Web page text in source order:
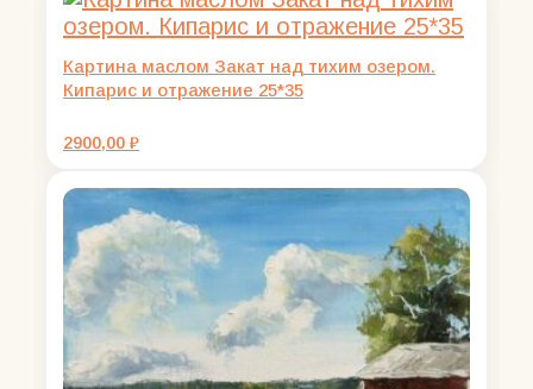
Картина маслом Закат над тихим озером.
Кипарис и отражение 25*35
2900,00 ₽